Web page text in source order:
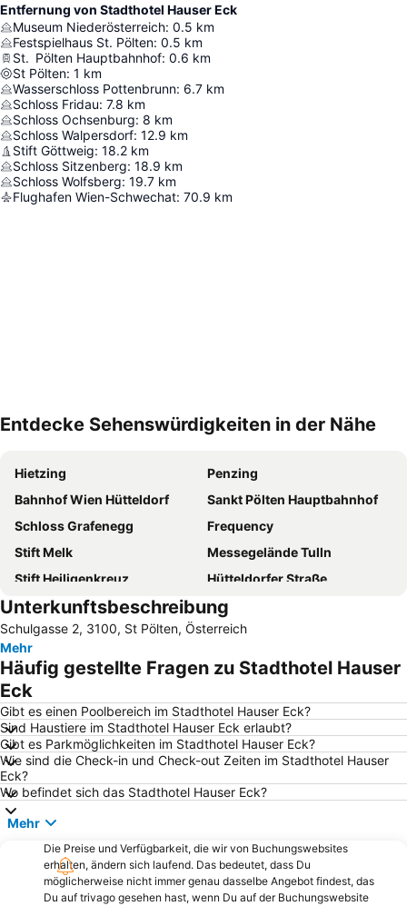
Entfernung von Stadthotel Hauser Eck
Museum Niederösterreich: 0.5 km
Festspielhaus St. Pölten: 0.5 km
St. Pölten Hauptbahnhof: 0.6 km
St Pölten: 1 km
Wasserschloss Pottenbrunn: 6.7 km
Schloss Fridau: 7.8 km
Schloss Ochsenburg: 8 km
Schloss Walpersdorf: 12.9 km
Stift Göttweig: 18.2 km
Schloss Sitzenberg: 18.9 km
Schloss Wolfsberg: 19.7 km
Flughafen Wien-Schwechat: 70.9 km
Entdecke Sehenswürdigkeiten in der Nähe
Hietzing
Penzing
Bahnhof Wien Hütteldorf
Sankt Pölten Hauptbahnhof
Schloss Grafenegg
Frequency
Stift Melk
Messegelände Tulln
Stift Heiligenkreuz
Hütteldorfer Straße
Annaberg
Ratzersdorfer See
Benediktinerstift Göttweig
Römertherme Baden
Ötschergräben
Schloss Schallaburg
Ysperklamm
Kloster Und
Kirchberg an der Pielach
VAZ - Veranstaltungszentrum Sankt Pölten
Kittenberger Erlebnisgärten
Erlebnis & Freizeitanlage Neumarkt
Sparkassenpark
Basilika Maria Taferl
Jagdschloss Mayerling
Schloss Rosenburg
Hoher Markt
Hängender Stein
Die Garten Tulln
Myrafälle
Gobelsburg
Lainzer Tiergarten
Unterkunftsbeschreibung
Schulgasse 2, 3100, St Pölten, Österreich
Mehr
Häufig gestellte Fragen zu Stadthotel Hauser
Eck
Gibt es einen Poolbereich im Stadthotel Hauser Eck?
Sind Haustiere im Stadthotel Hauser Eck erlaubt?
Gibt es Parkmöglichkeiten im Stadthotel Hauser Eck?
Wie sind die Check-in und Check-out Zeiten im Stadthotel Hauser
Eck?
Wo befindet sich das Stadthotel Hauser Eck?
Mehr
Die Preise und Verfügbarkeit, die wir von Buchungswebsites
erhalten, ändern sich laufend. Das bedeutet, dass Du
möglicherweise nicht immer genau dasselbe Angebot findest, das
Du auf trivago gesehen hast, wenn Du auf der Buchungswebsite